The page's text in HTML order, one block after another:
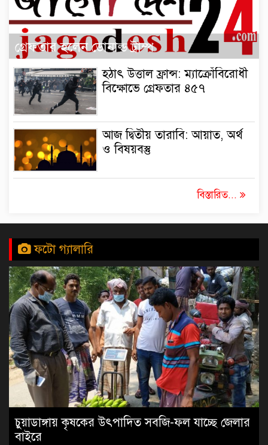
গ্রেফতার হলেন ডোনাল্ড ট্রাম্প
হঠাৎ উত্তাল ফ্রান্স: ম্যাক্রোঁবিরোধী
বিক্ষোভে গ্রেফতার ৪৫৭
আজ দ্বিতীয় তারাবি: আয়াত, অর্থ
ও বিষয়বস্তু
বিস্তারিত...
ফটো গ্যালারি
চুয়াডাঙ্গায় কৃষকের উৎপাদিত সবজি-ফল যাচ্ছে জেলার
বাইরে